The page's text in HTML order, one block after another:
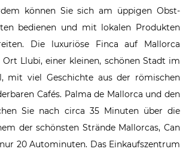
können Sie sich am üppigen Obst-
bedienen und mit lokalen Produkten
Die luxuriöse Finca auf Mallorca
Llubi, einer kleinen, schönen Stadt im
mit viel Geschichte aus der römischen
Cafés. Palma de Mallorca und den
Sie nach circa 35 Minuten über die
der schönsten Strände Mallorcas, Can
20 Autominuten. Das Einkaufszentrum